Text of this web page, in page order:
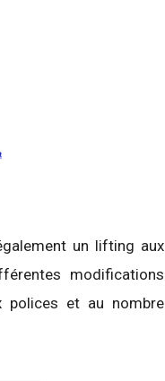
un lifting aux
modifications
polices et au nombre